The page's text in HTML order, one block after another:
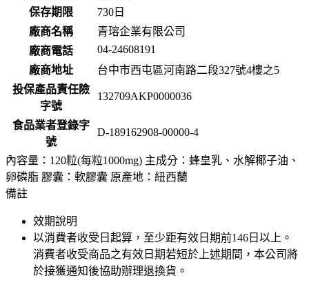
保存期限
730 日
廠商名稱
青瑢企業有限公司
廠商電話
04-24608191
廠商地址
台中市西屯區河南路二段327號4樓之5
投保產品責任險
字號
132709AKP0000036
食品業者登錄字
號
D-189162908-00000-4
內容量：120粒(每粒1000mg) 主成分：蜂皇乳、水解椰子油、
卵磷脂 膠囊：軟膠囊 原產地：紐西蘭
備註
效期說明
以消費者收受日起算，至少距有效日期前146 日以上。
消費者收受商品之有效日期若短於上述期間，本公司將
於接獲通知後協助辦理退換貨。